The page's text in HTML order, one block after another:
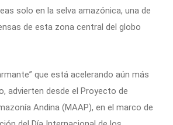
solo en la selva amazónica, una de
de esta zona central del globo
que está acelerando aún más
advierten desde el Proyecto de
Andina (MAAP), en el marco de